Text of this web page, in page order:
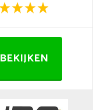
BEKIJKEN